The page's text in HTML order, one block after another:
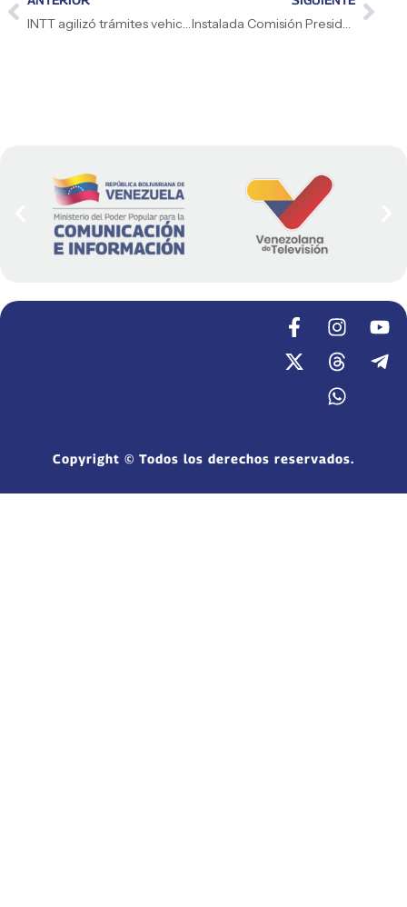
INTT agilizó trámites vehiculares y permisologías en Feria Nacional de Atención al Transportista Instalada Comisión Presidencial para la Reestructuración y Reingeniería del Gobierno
Copyright © Todos los derechos reservados.